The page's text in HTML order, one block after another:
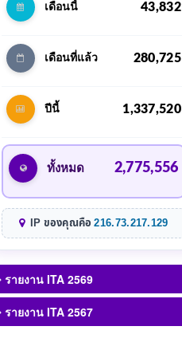
เดือนนี้ 43,832
เดือนที่แล้ว 280,725
ปีนี้ 1,337,520
ทั้งหมด 2,775,556
IP ของคุณคือ216.73.217.129
รายงาน ITA 2569
รายงาน ITA 2567